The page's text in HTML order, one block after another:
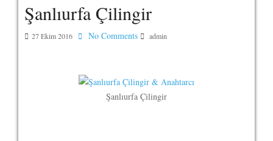
Şanlıurfa Çilingir
27 Ekim 2016 No Comments admin
Şanlıurfa Çilingir